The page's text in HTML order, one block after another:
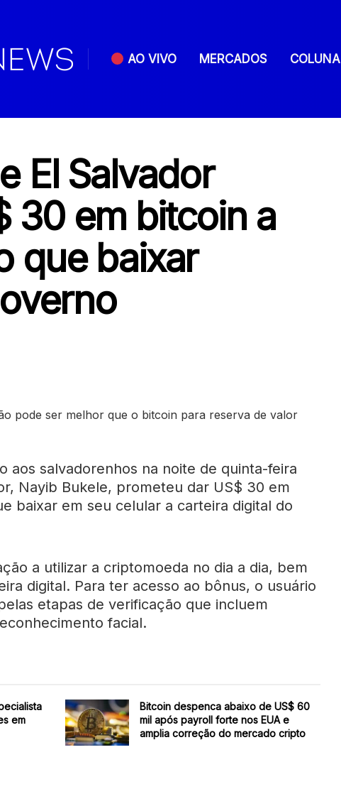
AO VIVO MERCADOS COLUNA
El Salvador
30 em bitcoin a
que baixar
aos salvadorenhos na noite de quinta-feira
Nayib Bukele, prometeu dar US$ 30 em
baixar em seu celular a carteira digital do
a utilizar a criptomoeda no dia a dia, bem
digital. Para ter acesso ao bônus, o usuário
etapas de verificação que incluem
facial.
em
Bitcoin despenca abaixo de US$ 60
mil após payroll forte nos EUA e
amplia correção do mercado cripto